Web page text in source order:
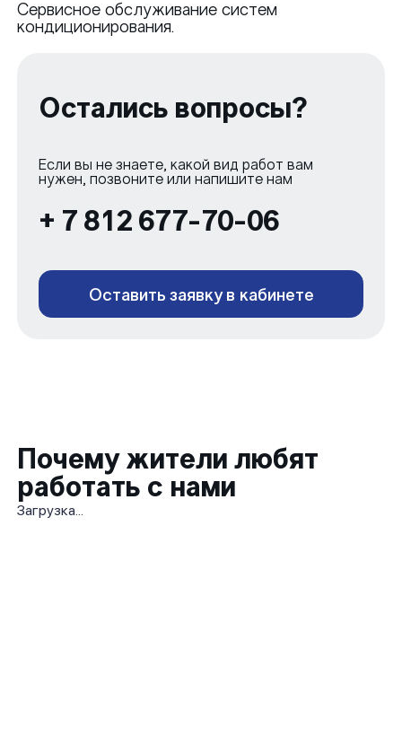
Сервисное обслуживание систем
кондиционирования.
Остались вопросы?
Если вы не знаете, какой вид работ вам
нужен, позвоните или напишите нам
+ 7 812 677-70-06
Оставить заявку в кабинете
Почему жители любят
работать с нами
Загрузка...